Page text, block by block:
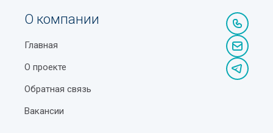
О компании
Главная
О проекте
Обратная связь
Вакансии